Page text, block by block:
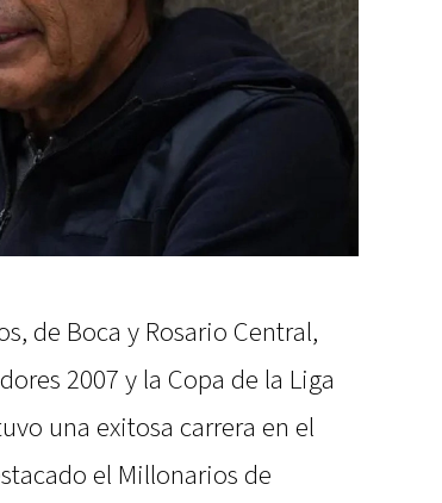
de Boca y Rosario Central,
2007 y la Copa de la Liga
una exitosa carrera en el
el Millonarios de